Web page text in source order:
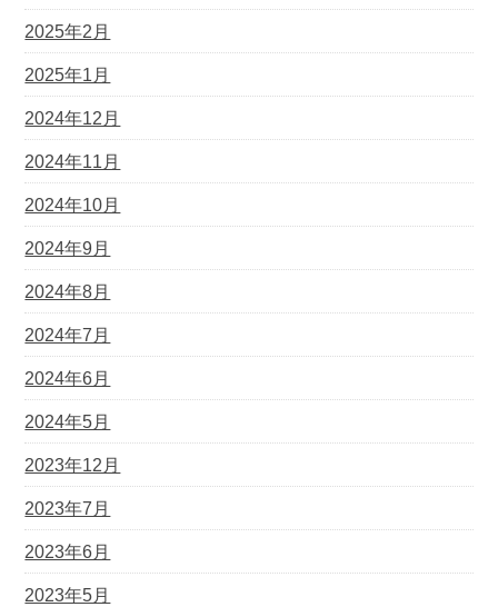
2025年2月
2025年1月
2024年12月
2024年11月
2024年10月
2024年9月
2024年8月
2024年7月
2024年6月
2024年5月
2023年12月
2023年7月
2023年6月
2023年5月